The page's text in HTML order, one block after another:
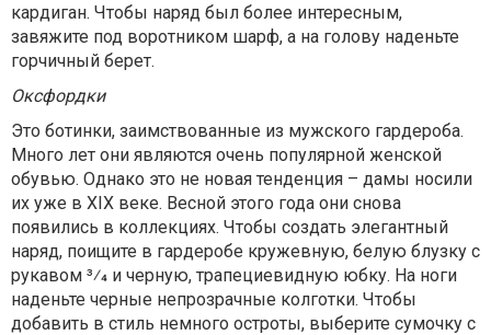
кардиган. Чтобы наряд был более интересным,
завяжите под воротником шарф, а на голову наденьте
горчичный берет.
Оксфордки
Это ботинки, заимствованные из мужского гардероба.
Много лет они являются очень популярной женской
обувью. Однако это не новая тенденция – дамы носили
их уже в XIX веке. Весной этого года они снова
появились в коллекциях. Чтобы создать элегантный
наряд, поищите в гардеробе кружевную, белую блузку с
рукавом 3⁄4 и черную, трапециевидную юбку. На ноги
наденьте черные непрозрачные колготки. Чтобы
добавить в стиль немного остроты, выберите сумочку с